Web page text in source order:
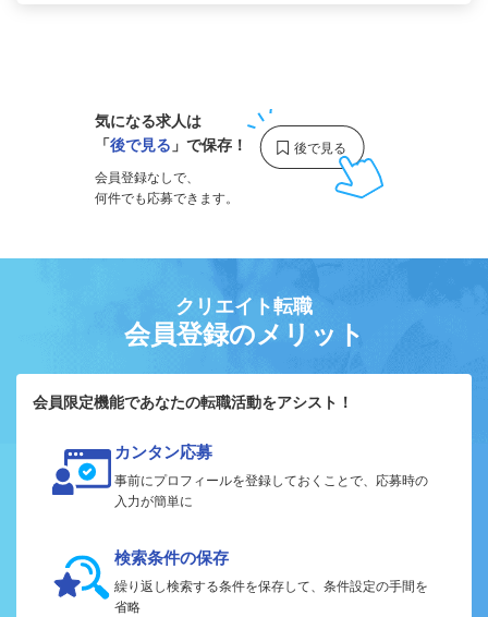
気になる求人は
「後で見る 」で保存！
会員登録なしで、
何件でも応募できます。
クリエイト転職
会員登録のメリット
会員限定機能であなたの転職活動をアシスト！
カンタン応募
事前にプロフィールを登録しておくことで、応募時の
入力が簡単に
検索条件の保存
繰り返し検索する条件を保存して、条件設定の手間を
省略